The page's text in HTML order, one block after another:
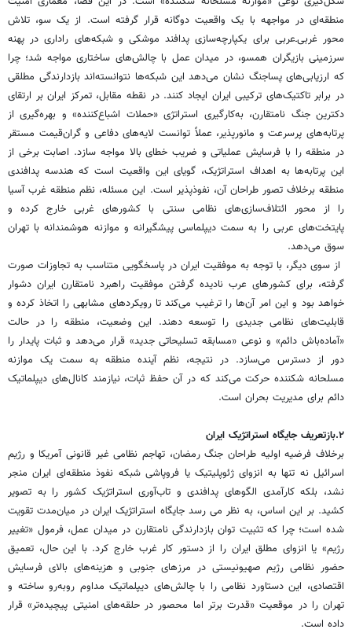
منطقه‌ای در مواجهه با یک واقعیت دوگانه قرار گرفته است. از یک سو، تلاش
محور غربی‌ـ‌عربی برای یکپارچه‌سازی پدافند موشکی و شبکه‌های راداری در پهنه
سرزمینی بازیگران همسو، در میدان عمل با چالش‌های ساختاری مواجه شد؛ چرا
که ارزیابی‌های پساجنگ نشان می‌دهد این شبکه‌ها نتوانسته‌اند بازدارندگی مطلقی
در برابر تاکتیک‌های ترکیبی ایران ایجاد کنند. در نقطه مقابل، تمرکز ایران بر ارتقای
دکترین جنگ نامتقارن، به‌کارگیری استراتژی «حملات اشباع‌کننده» و بهره‌گیری از
پرتابه‌های پرسرعت و مانورپذیر، عملاً توانست لایه‌های دفاعی و گران‌قیمت مستقر
در منطقه را با فرسایش عملیاتی و ضریب خطای بالا مواجه سازد. اصابت برخی از
این پرتابه‌ها به اهداف استراتژیک، گویای این واقعیت است که هندسه پدافندی
منطقه برخلاف تصور طراحان آن، نفوذپذیر است. این مسئله، نظم منطقه غرب آسیا
را از محور ائتلاف‌سازی‌های نظامی سنتی با کشورهای غربی خارج کرده و
پایتخت‌های عربی را به سمت دیپلماسی پیشگیرانه و موازنه هوشمندانه با تهران
سوق می‌دهد.
از سوی دیگر، با توجه به موفقیت ایران در پاسخگویی متناسب به تجاوزات صورت
گرفته، برای کشورهای عرب نادیده گرفتن موفقیت راهبرد نامتقارن ایران دشوار
خواهد بود و این امر آن‌ها را ترغیب می‌کند تا رویکردهای مشابهی را اتخاذ کرده و
قابلیت‌های نظامی جدیدی را توسعه دهند. این وضعیت، منطقه را در حالت
«آماده‌باش دائم» و نوعی «مسابقه تسلیحاتی جدید» قرار می‌دهد و ثبات پایدار را
دور از دسترس می‌سازد. در نتیجه، نظم آینده منطقه به سمت یک موازنه
مسلحانه شکننده حرکت می‌کند که در آن حفظ ثبات، نیازمند کانال‌های دیپلماتیک
دائم برای مدیریت بحران است.
۲.بازتعریف جایگاه استراتژیک ایران
برخلاف فرضیه اولیه طراحان جنگ رمضان، تهاجم نظامی غیر قانونی آمریکا و رژیم
اسرائیل نه تنها به انزوای ژئوپلیتیک یا فروپاشی شبکه نفوذ منطقه‌ای ایران منجر
نشد، بلکه کارآمدی الگوهای پدافندی و تاب‌آوری استراتژیک کشور را به تصویر
کشید. بر این اساس، به نظر می رسد جایگاه استراتژیک ایران در میان‌مدت تقویت
شده است؛ چرا که تثبیت توان بازدارندگی نامتقارن در میدان عمل، فرمول «تغییر
رژیم» یا انزوای مطلق ایران را از دستور کار غرب خارج کرد. با این حال، تعمیق
حضور نظامی رژیم صهیونیستی در مرزهای جنوبی و هزینه‌های بالای فرسایش
اقتصادی، این دستاورد نظامی را با چالش‌های دیپلماتیک مداوم روبه‌رو ساخته و
تهران را در موقعیت «قدرت برتر اما محصور در حلقه‌های امنیتی پیچیده‌تر» قرار
داده است.